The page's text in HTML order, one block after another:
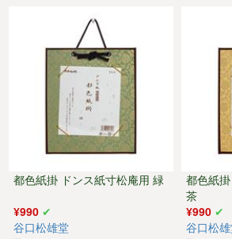
都色紙掛 ドンス紙寸松庵用 緑
¥990
谷口松雄堂
都色紙
茶
¥990
谷口松